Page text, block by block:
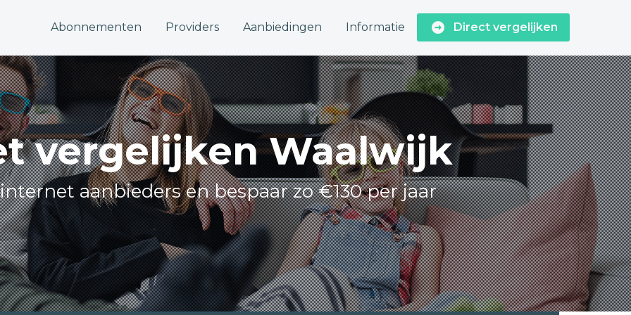
Abonnementen Providers Aanbiedingen Informatie Direct vergelijken
vergelijken Waalwijk
aanbieders en bespaar zo €130 per jaar